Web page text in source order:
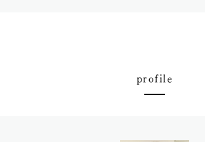
profile